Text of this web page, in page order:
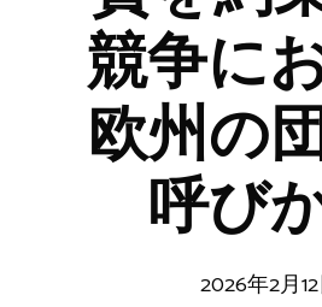
競争に
欧州の
呼び
2026年2月